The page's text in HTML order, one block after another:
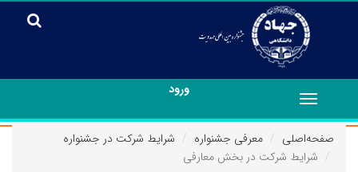
ورود
Toggle
navigation
صفحه‌اصلی
معرفی جشنواره
شرایط شرکت در جشنواره
شرایط شرکت در بخش معارفی